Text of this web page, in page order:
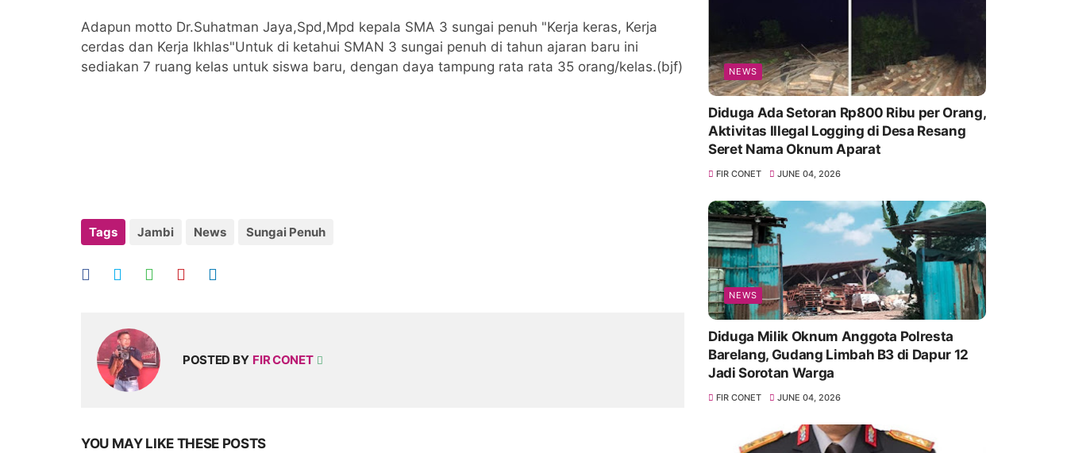
Adapun motto Dr.Suhatman Jaya,Spd,Mpd kepala SMA 3 sungai penuh "Kerja keras, Kerja
cerdas dan Kerja Ikhlas"Untuk di ketahui SMAN 3 sungai penuh di tahun ajaran baru ini
sediakan 7 ruang kelas untuk siswa baru, dengan daya tampung rata rata 35 orang/kelas.(bjf)
Tags Jambi News Sungai Penuh
POSTED BY FIR CONET
YOU MAY LIKE THESE POSTS
NEWS
Diduga Ada Setoran Rp800 Ribu per Orang,
Aktivitas Illegal Logging di Desa Resang
Seret Nama Oknum Aparat
FIR CONET JUNE 04, 2026
NEWS
Diduga Milik Oknum Anggota Polresta
Barelang, Gudang Limbah B3 di Dapur 12
Jadi Sorotan Warga
FIR CONET JUNE 04, 2026